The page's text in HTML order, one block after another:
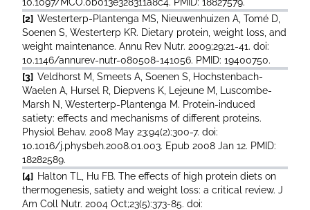
[2] Westerterp-Plantenga MS, Nieuwenhuizen A, Tomé D,
Soenen S, Westerterp KR. Dietary protein, weight loss, and
weight maintenance. Annu Rev Nutr. 2009;29:21-41. doi:
10.1146/annurev-nutr-080508-141056. PMID: 19400750.
[3] Veldhorst M, Smeets A, Soenen S, Hochstenbach-
Waelen A, Hursel R, Diepvens K, Lejeune M, Luscombe-
Marsh N, Westerterp-Plantenga M. Protein-induced
satiety: effects and mechanisms of different proteins.
Physiol Behav. 2008 May 23;94(2):300-7. doi:
10.1016/j.physbeh.2008.01.003. Epub 2008 Jan 12. PMID:
18282589.
[4] Halton TL, Hu FB. The effects of high protein diets on
thermogenesis, satiety and weight loss: a critical review. J
Am Coll Nutr. 2004 Oct;23(5):373-85. doi: